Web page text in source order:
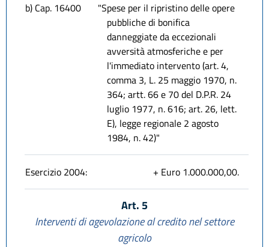
b) Cap. 16400
"Spese per il ripristino delle opere
pubbliche di bonifica
danneggiate da eccezionali
avversità atmosferiche e per
l'immediato intervento (art. 4,
comma 3, L. 25 maggio 1970, n.
364; artt. 66 e 70 del D.P.R. 24
luglio 1977, n. 616; art. 26, lett.
E), legge regionale 2 agosto
1984, n. 42)"
Esercizio 2004: + Euro 1.000.000,00.
Art. 5
Interventi di agevolazione al credito nel settore
agricolo